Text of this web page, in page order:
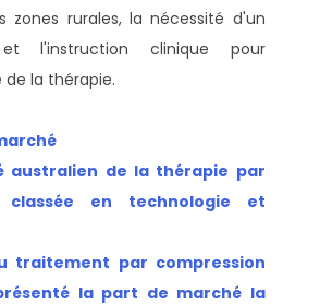
zones rurales, la nécessité d'un
l'instruction clinique pour
la thérapie.
australien de la thérapie par
classée en technologie et
traitement par compression
la part de marché la